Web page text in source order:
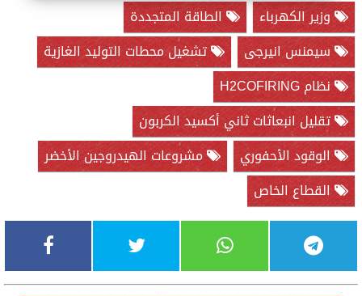
وزير الكهرباء
الطاقة المتجددة
سيمنس انيرجى
تشغيل محطات التوليد الغازية
نظام H2COFIRING
تقليل انبعاثات ثاني أكسيد الكربون
الوقود الأحفوري
مشروعات الهيدروجين الأخضر
القطاع الخاص